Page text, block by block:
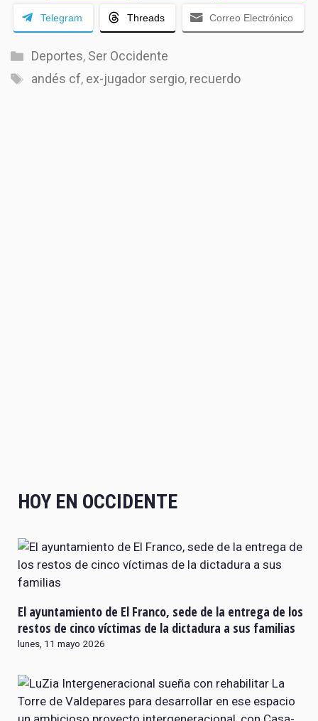
Telegram Threads Correo Electrónico
Categorías
Deportes, Ser Occidente
Etiquetas
andés cf, ex-jugador sergio, recuerdo
HOY EN OCCIDENTE
El ayuntamiento de El Franco, sede de la entrega de los
restos de cinco víctimas de la dictadura a sus familias
lunes, 11 mayo 2026